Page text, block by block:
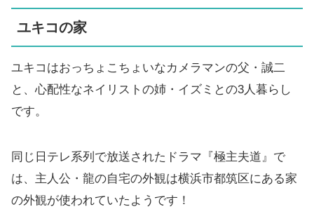
ユキコの家
ユキコはおっちょこちょいなカメラマンの父・誠二
と、心配性なネイリストの姉・イズミとの3人暮らし
です。
同じ日テレ系列で放送されたドラマ『極主夫道』で
は、主人公・龍の自宅の外観は横浜市都筑区にある家
の外観が使われていたようです！